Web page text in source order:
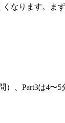
なります。ま
）、Part3は4〜